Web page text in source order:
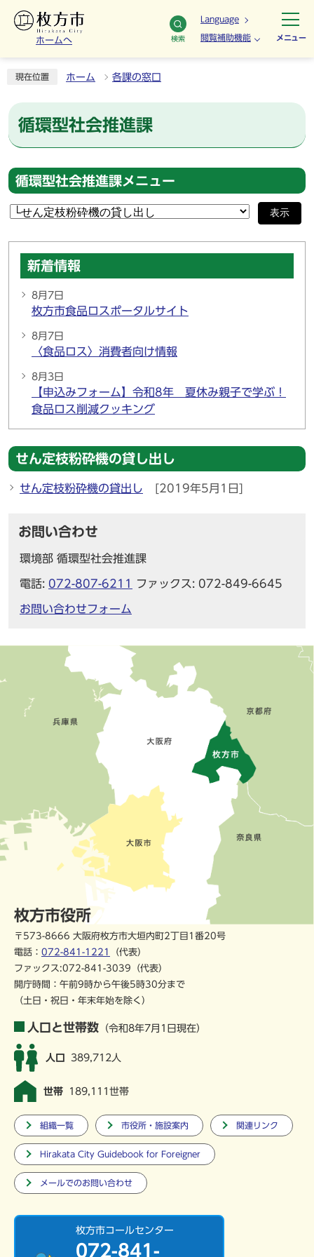
ホームへ 検索
Language
閲覧補助機能 メニュー
現在位置 ホーム 各課の窓口
循環型社会推進課
循環型社会推進課メニュー
表示
新着情報
8月7日
枚方市食品ロスポータルサイト
8月7日
〈食品ロス〉消費者向け情報
8月3日
【申込みフォーム】令和8年 夏休み親子で学ぶ！
食品ロス削減クッキング
せん定枝粉砕機の貸し出し
せん定枝粉砕機の貸出し [2019年5月1日]
お問い合わせ
環境部 循環型社会推進課
電話: 072-807-6211 ファックス: 072-849-6645
お問い合わせフォーム
枚方市役所
〒573-8666 大阪府枚方市大垣内町2丁目1番20号
電話： 072-841-1221
（代表）
ファックス:072-841-3039（代表）
開庁時間：午前9時から午後5時30分まで
（土日・祝日・年末年始を除く）
人口と世帯数 （令和8年7月1日現在）
人口 389,712人
世帯 189,111世帯
組織一覧 市役所・施設案内 関連リンク
Hirakata City Guidebook for Foreigner
メールでのお問い合わせ
枚方市コールセンター
072-841-